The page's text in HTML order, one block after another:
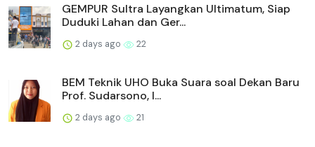
GEMPUR Sultra Layangkan Ultimatum, Siap
Duduki Lahan dan Ger...
2 days ago 22
BEM Teknik UHO Buka Suara soal Dekan Baru
Prof. Sudarsono, I...
2 days ago 21